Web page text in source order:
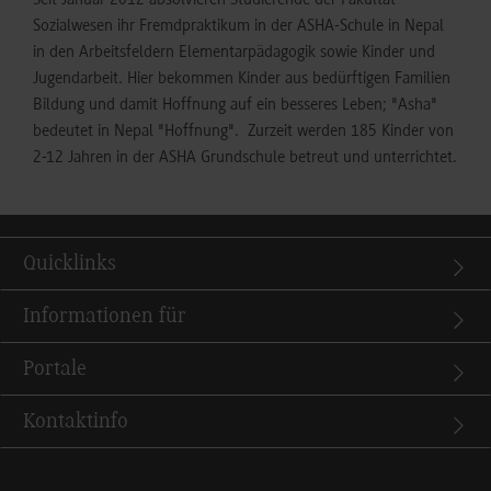
Sozialwesen ihr Fremdpraktikum in der ASHA-Schule in Nepal
in den Arbeitsfeldern Elementarpädagogik sowie Kinder und
Jugendarbeit. Hier bekommen Kinder aus bedürftigen Familien
Bildung und damit Hoffnung auf ein besseres Leben; "Asha"
bedeutet in Nepal "Hoffnung". Zurzeit werden 185 Kinder von
2-12 Jahren in der ASHA Grundschule betreut und unterrichtet.
Quicklinks
Informationen für
Portale
Kontaktinfo